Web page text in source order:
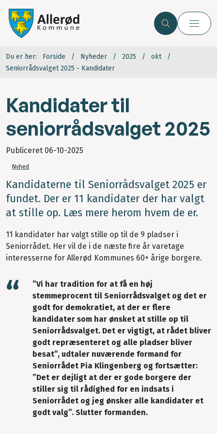
Du er her: Forside Nyheder 2025
okt
Seniorrådsvalget 2025 - Kandidater
Kandidater til
seniorrådsvalget 2025
Publiceret 06-10-2025
Nyhed
Kandidaterne til Seniorrådsvalget 2025 er
fundet. Der er 11 kandidater der har valgt
at stille op. Læs mere herom hvem de er.
11 kandidater har valgt stille op til de 9 pladser i
Seniorrådet. Her vil de i de næste fire år varetage
interesserne for Allerød Kommunes 60+ årige borgere.
”Vi har tradition for at få en høj
stemmeprocent til Seniorrådsvalget og det er
godt for demokratiet, at der er flere
kandidater som har ønsket at stille op til
Seniorrådsvalget. Det er vigtigt, at rådet bliver
godt repræsenteret og alle pladser bliver
besat”, udtaler nuværende formand for
Seniorrådet Pia Klingenberg og fortsætter:
”Det er dejligt at der er gode borgere der
stiller sig til rådighed for en indsats i
Seniorrådet og jeg ønsker alle kandidater et
godt valg”. Slutter formanden.